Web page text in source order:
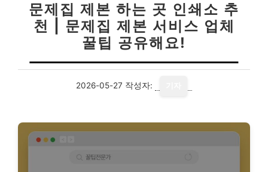
문제집 제본 하는 곳 인쇄소 추
천 | 문제집 제본 서비스 업체
꿀팁 공유해요!
2026-05-27 작성자: